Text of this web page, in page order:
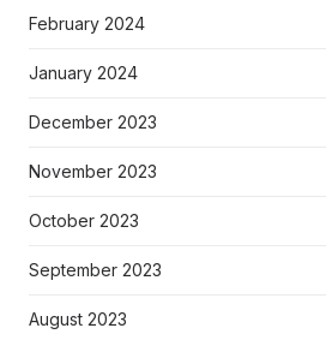
February 2024
January 2024
December 2023
November 2023
October 2023
September 2023
August 2023